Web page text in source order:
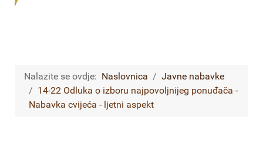
Nalazite se ovdje: Naslovnica
Javne nabavke
14-22 Odluka o izboru najpovoljnijeg ponuđača -
Nabavka cvijeća - ljetni aspekt